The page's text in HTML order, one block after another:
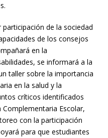
de la sociedad
de los consejos
en la
se informará a la
taller sobre la importancia
en la salud y la
críticos identificados
Escolar,
con la participación
para que estudiantes